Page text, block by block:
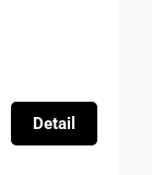
Detail